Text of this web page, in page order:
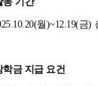
월)~12.19(금
학금 지급 요건